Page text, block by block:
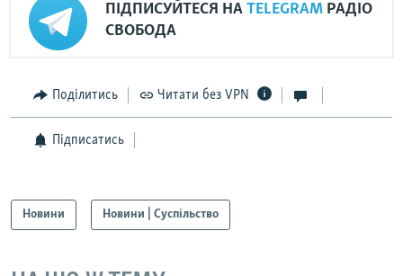
ПІДПИСУЙТЕСЯ НА TELEGRAM РАДІО
СВОБОДА
Поділитись Читати без VPN
Підписатись
Новини Новини | Суспільство